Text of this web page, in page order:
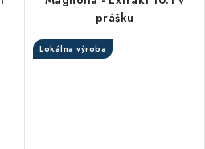
prášku
Lokálna výroba